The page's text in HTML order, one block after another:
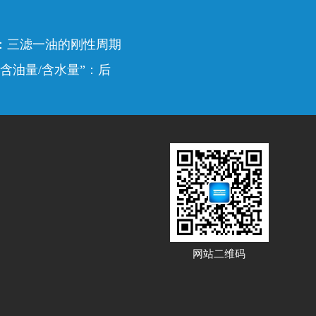
三滤一油的刚性周期
油量/含水量”：后
网站二维码